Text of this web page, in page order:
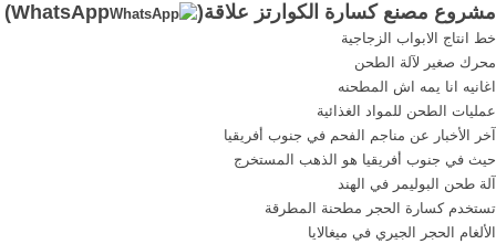
المشروع, معدات تصنيع الرملمشروع مصنع كسارة الكوارتز علاقة( WhatsApp
)
خط انتاج الابواب الزجاجية
محرك صغير لآلة الطحن
اغانيه انا يمه اش المطحنه
عمليات الطحن للمواد الغذائية
آخر الأخبار عن مناجم الفحم في جنوب أفريقيا
حيث في جنوب أفريقيا هو الذهب المستخرج
آلة طحن البوليمر في الهند
تستخدم كسارة الحجر مطحنة المطرقة
الألغام الحجر الجيري في ميغالايا